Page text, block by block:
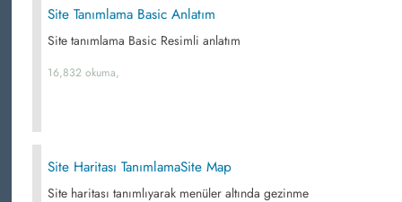
Site Tanımlama Basic Anlatım
Site tanımlama Basic Resimli anlatım
16,832 okuma,
Site Haritası TanımlamaSite Map
Site haritası tanımlıyarak menüler altında gezinme